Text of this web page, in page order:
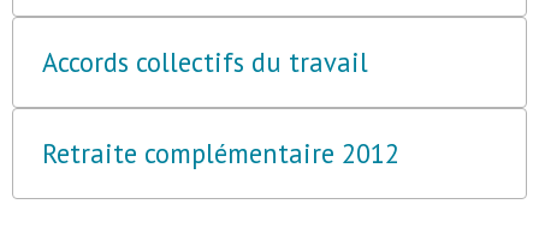
Accords collectifs du travail
Retraite complémentaire 2012